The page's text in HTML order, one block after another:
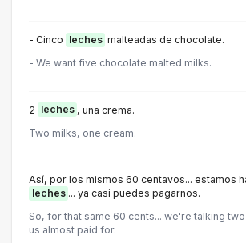
- Cinco leches malteadas de chocolate.
- We want five chocolate malted milks.
2 leches , una crema.
Two milks, one cream.
Así, por los mismos 60 centavos... estamos
leches ... ya casi puedes pagarnos.
So, for that same 60 cents... we're talking
us almost paid for.